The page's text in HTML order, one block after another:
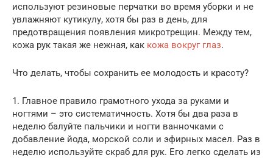
используют резиновые перчатки во время уборки и не
увлажняют кутикулу, хотя бы раз в день, для
предотвращения появления микротрещин. Между тем,
кожа рук такая же нежная, как кожа вокруг глаз.
Что делать, чтобы сохранить ее молодость и красоту?
1. Главное правило грамотного ухода за руками и
ногтями – это систематичность. Хотя бы два раза в
неделю балуйте пальчики и ногти ванночками с
добавление йода, морской соли и эфирных масел. Раз в
неделю используйте скраб для рук. Его легко сделать из